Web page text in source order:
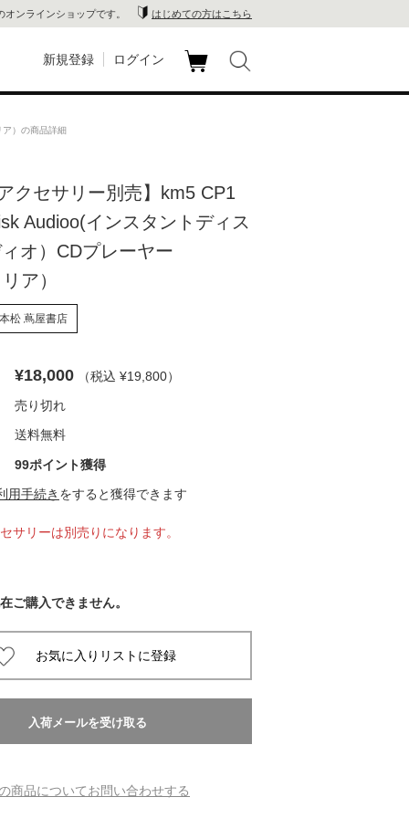
ンラインショップです。 はじめての方はこちら
蔦
屋
蔦
崎
屋
新規登録 ログイン
）の商品詳細
クセサリー別売】km5 CP1
Audioo(インスタントディス
オ）CDプレーヤー
ア）
松 蔦屋書店
¥18,000 （税込 ¥19,800）
売り切れ
送料無料
99ポイント獲得
用手続き をすると獲得できます
サリーは別売りになります。
ご購入できません。
商品についてお問い合わせする